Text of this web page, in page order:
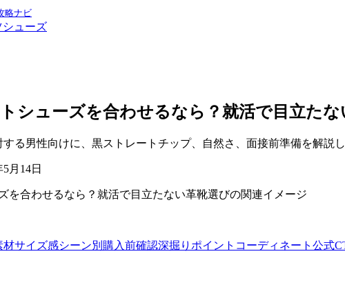
略ナビ
シューズ
シューズを合わせるなら？就活で目立たな
る男性向けに、黒ストレートチップ、自然さ、面接前準備を解説し
月14日
材サイズ感シーン別 購入前確認深掘りポイント コーディネート 公式